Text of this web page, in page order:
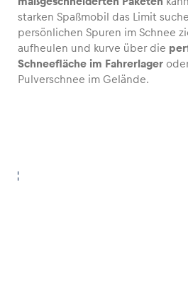
starken Spaßmobil das Limit
persönlichen Spuren im Schnee
aufheulen und kurve über die
Schneefläche im Fahrerlager
Pulverschnee im Gelände.